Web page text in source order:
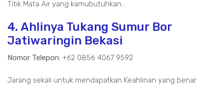
Titik Mata Air yang kamubutuhkan...
4. Ahlinya Tukang Sumur Bor
Jatiwaringin Bekasi
Nomor Telepon: +62 0856 4067 9592
Jarang sekali untuk mendapatkan Keahlinan yang benar